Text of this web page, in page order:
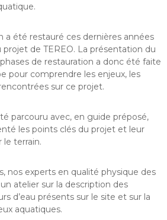
a été restauré ces dernières années
projet de TEREO. La présentation du
de restauration a donc été faite
pour comprendre les enjeux, les
sur ce projet.
parcouru avec, en guide préposé,
les points clés du projet et leur
le terrain.
nos experts en qualité physique des
atelier sur la description des
d’eau présents sur le site et sur la
aquatiques.